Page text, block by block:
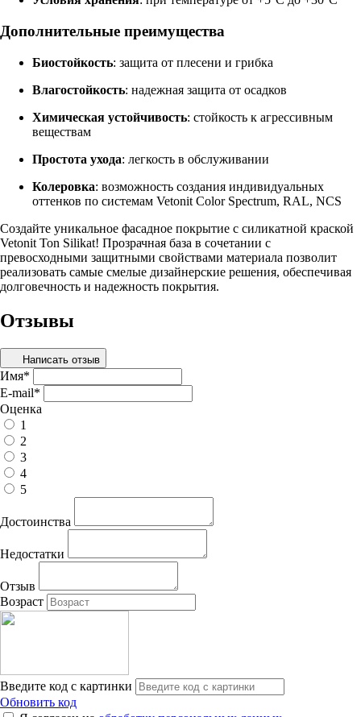
Дополнительные преимущества
Биостойкость: защита от плесени и грибка
Влагостойкость: надежная защита от осадков
Химическая устойчивость: стойкость к агрессивным
веществам
Простота ухода: легкость в обслуживании
Колеровка: возможность создания индивидуальных
оттенков по системам Vetonit Color Spectrum, RAL, NCS
Создайте уникальное фасадное покрытие с силикатной краской
Vetonit Ton Silikat! Прозрачная база в сочетании с
превосходными защитными свойствами материала позволит
реализовать самые смелые дизайнерские решения, обеспечивая
долговечность и надежность покрытия.
Отзывы
Написать отзыв
Имя*
E-mail*
Оценка
1
2
3
4
5
Достоинства
Недостатки
Отзыв
Возраст
Введите код с картинки
Обновить код